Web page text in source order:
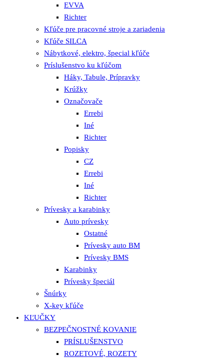
EVVA
Richter
Kľúče pre pracovné stroje a zariadenia
Kľúče SILCA
Nábytkové, elektro, špecial kľúče
Príslušenstvo ku kľúčom
Háky, Tabule, Prípravky
Krúžky
Označovače
Errebi
Iné
Richter
Popisky
CZ
Errebi
Iné
Richter
Prívesky a karabinky
Auto prívesky
Ostatné
Prívesky auto BM
Prívesky BMS
Karabinky
Prívesky špeciál
Šnúrky
X-key kľúče
KĽUČKY
BEZPEČNOSTNÉ KOVANIE
PRÍSLUŠENSTVO
ROZETOVÉ, ROZETY